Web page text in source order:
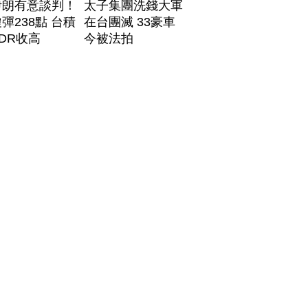
有意談判！
238點 台積
收高
太子集團洗錢大軍
在台團滅 33豪車
今被法拍